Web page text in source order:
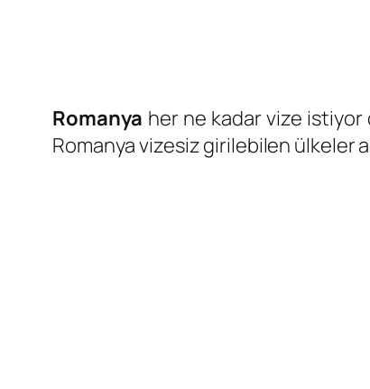
Romanya her ne kadar vize
Romanya vizesiz girilebilen ülkeler